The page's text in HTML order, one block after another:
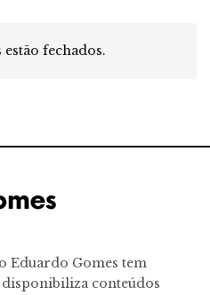
fechados.
Eduardo Gomes tem
conteúdos